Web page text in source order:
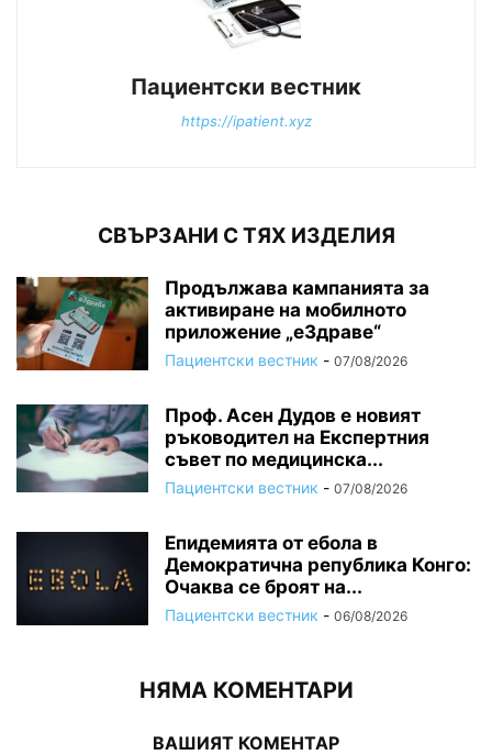
Пациентски вестник
https://ipatient.xyz
СВЪРЗАНИ С ТЯХ ИЗДЕЛИЯ
Продължава кампанията за
активиране на мобилното
приложение „еЗдраве“
Пациентски вестник - 07/08/2026
Проф. Асен Дудов е новият
ръководител на Експертния
съвет по медицинска...
Пациентски вестник - 07/08/2026
Епидемията от ебола в
Демократична република Конго:
Очаква се броят на...
Пациентски вестник - 06/08/2026
НЯМА КОМЕНТАРИ
ВАШИЯТ КОМЕНТАР